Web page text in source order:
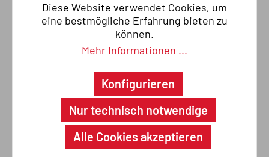
Diese Website verwendet Cookies, um
eine bestmögliche Erfahrung bieten zu
können.
Mehr Informationen ...
Nur technisch notwendige
Konfigurieren
Alle Cookies akzeptieren
vorgenannten Zweck verwendet. Eine Weitergabe an
Dritte erfolgt nicht.
eines Vertrages oder der Durchführung
vorvertraglicher Maßnahmen, so ist zusätzliche
Rechtsgrundlage Art. 6 Abs. 1 lit. b DSGVO.
Eine erteilte Einwilligung für das Kundenkonto kann